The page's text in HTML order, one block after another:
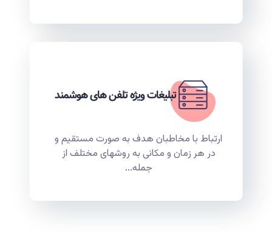
تبلیغات ویژه تلفن های هوشمند
ارتباط با مخاطبان هدف به صورت مستقیم و
در هر زمان و مکانی به روشهای مختلف از
جمله...